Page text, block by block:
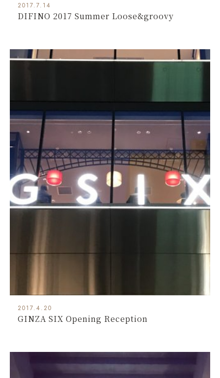
2017.7.14
DIFINO 2017 Summer Loose&groovy
2017.4.20
GINZA SIX Opening Reception